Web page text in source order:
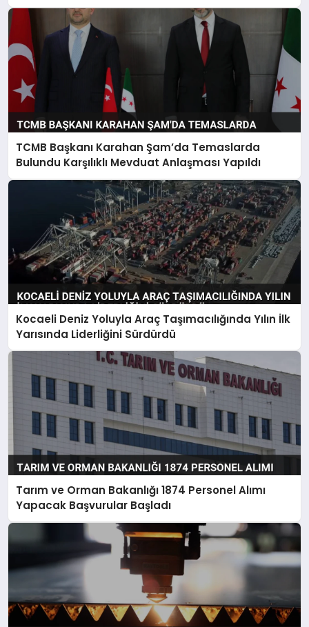
TCMB Başkanı Karahan Şam’da Temaslarda
Bulundu Karşılıklı Mevduat Anlaşması Yapıldı
Kocaeli Deniz Yoluyla Araç Taşımacılığında Yılın İlk
Yarısında Liderliğini Sürdürdü
Tarım ve Orman Bakanlığı 1874 Personel Alımı
Yapacak Başvurular Başladı